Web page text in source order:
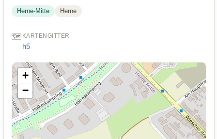
Herne-Mitte Herne
🗺️ KARTENGITTER
h5
+
−